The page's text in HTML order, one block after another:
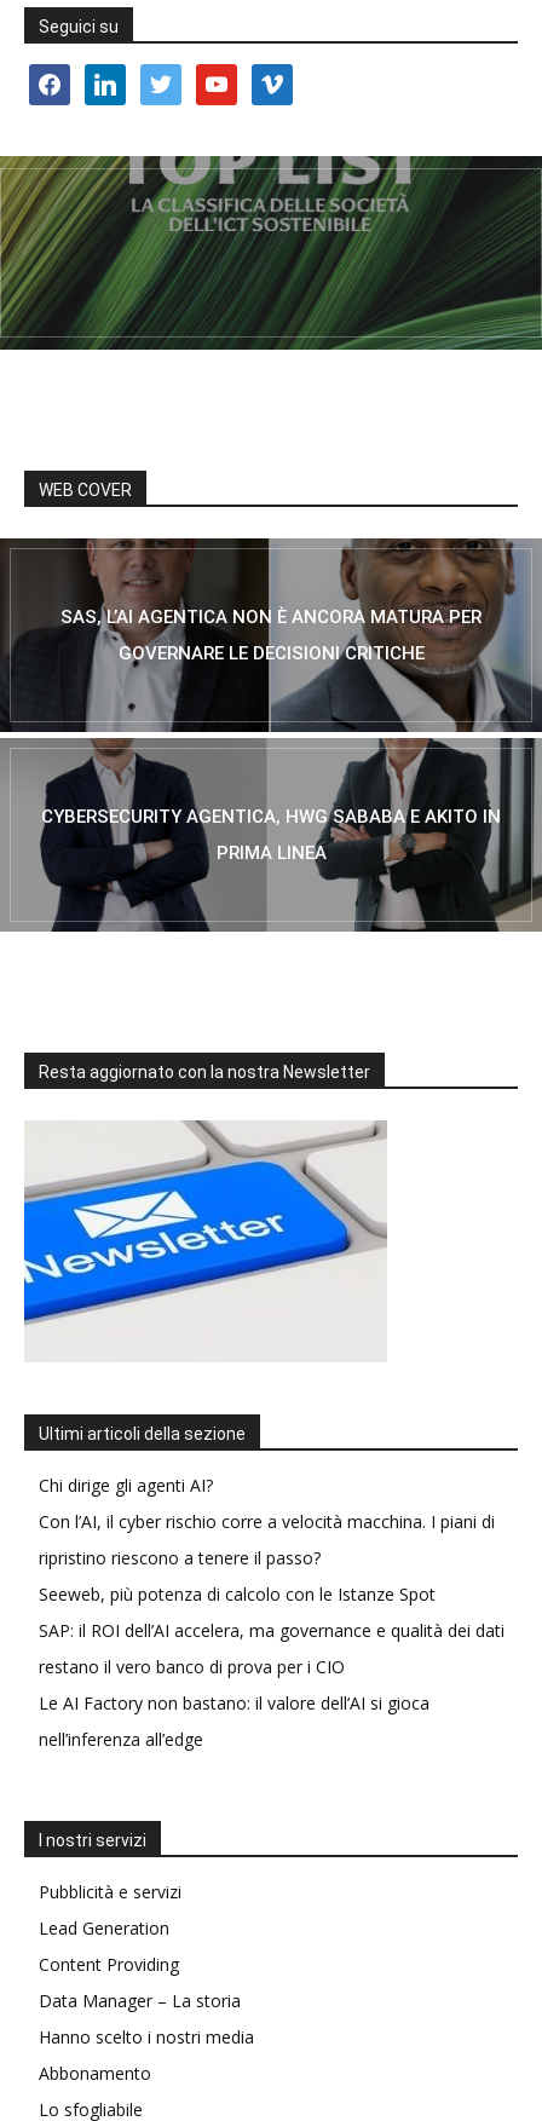
Seguici su
facebooklinkedin twitter youtube vimeo
WEB COVER
SAS, L’AI AGENTICA NON È ANCORA MATURA PER
GOVERNARE LE DECISIONI CRITICHE
CYBERSECURITY AGENTICA, HWG SABABA E AKITO IN
PRIMA LINEA
Resta aggiornato con la nostra Newsletter
Ultimi articoli della sezione
Chi dirige gli agenti AI?
Con l’AI, il cyber rischio corre a velocità macchina. I piani di
ripristino riescono a tenere il passo?
Seeweb, più potenza di calcolo con le Istanze Spot
SAP: il ROI dell’AI accelera, ma governance e qualità dei dati
restano il vero banco di prova per i CIO
Le AI Factory non bastano: il valore dell’AI si gioca
nell’inferenza all’edge
I nostri servizi
Pubblicità e servizi
Lead Generation
Content Providing
Data Manager – La storia
Hanno scelto i nostri media
Abbonamento
Lo sfogliabile